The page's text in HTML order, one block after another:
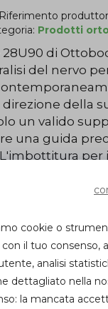
Prodotti
di
del nervo
della
un valido
una guida
per
e
cookie o
il tuo consenso,
analisi
dettagliato nella
la mancata